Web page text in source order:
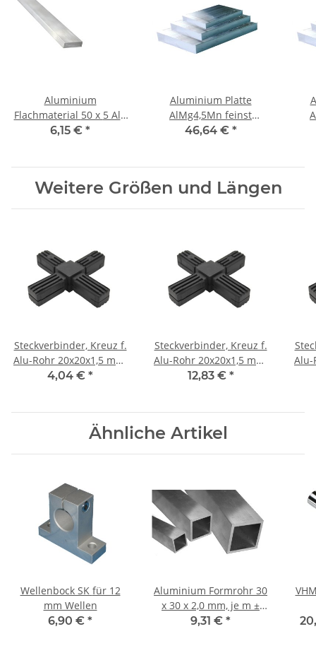
Aluminium
Flachmaterial 50 x 5 Alu
Flachstange 500 mm ±
6,15 € *
Aluminium Platte
AlMg4,5Mn feinst
gefräst 20 mm x 300 mm
46,64 € *
Weitere Größen und Längen
Steckverbinder, Kreuz f.
Alu-Rohr 20x20x1,5 mm,
PA grau Glasfaser
4,04 € *
Steckverbinder, Kreuz f.
Alu-Rohr 20x20x1,5 mm,
PA schwarz mit
12,83 € *
Alu-
Ähnliche Artikel
Wellenbock SK für 12
mm Wellen
6,90 € *
Aluminium Formrohr 30
x 30 x 2,0 mm, je m ±
5mm, Alu Vierkantrohr
9,31 € *